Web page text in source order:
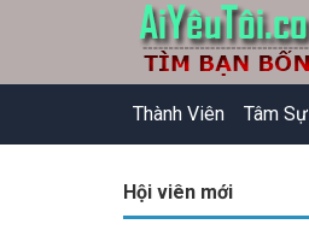
Thành Viên Tâm Sự
Hội viên mới